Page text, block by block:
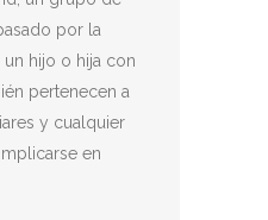
por la
hijo o hija con
pertenecen a
y cualquier
en